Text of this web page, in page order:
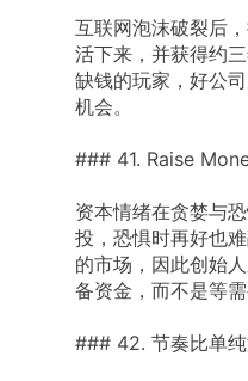
互联网泡沫破裂后
活下来，并获得约
缺钱的玩家，好公
机会。
### 41. Raise
资本情绪在贪婪与
投，恐惧时再好也
的市场，因此创始
备资金，而不是等需
### 42. 节奏比单